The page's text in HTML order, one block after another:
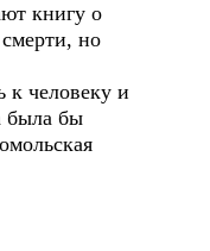
книгу о
но
к человеку и
была бы